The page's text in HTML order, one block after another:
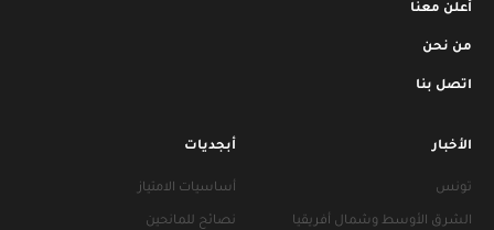
أعلن معنا
من نحن
اتصل بنا
الأخبار
تونس
الشرق الأوسط وشمال أفريقيا
أبجديات
أساسيات الامتياز
نصائح للمانحين